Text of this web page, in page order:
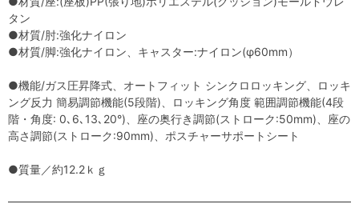
タン
●材質/肘:強化ナイロン
●材質/脚:強化ナイロン、キャスター:ナイロン(φ60mm）
●機能/ガス圧昇降式、オートフィット シンクロロッキング、ロッキ
ング反力 簡易調節機能(5段階)、ロッキング角度 範囲調節機能(4段
階・角度: 0､6､13､20°)、座の奥行き調節(ストローク:50mm)、座の
高さ調節(ストローク:90mm)、ポスチャーサポートシート
●質量／約12.2ｋｇ